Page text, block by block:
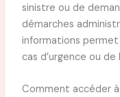
sinistre ou de
démarches
informations
cas d’urgence ou de
Comment accéder